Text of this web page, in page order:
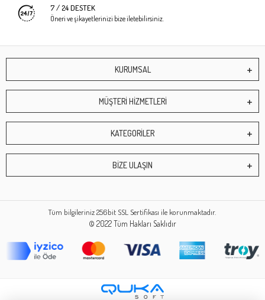
7 / 24 DESTEK
Öneri ve şikayetlerinizi bize iletebilirsiniz.
KURUMSAL
MÜŞTERİ HİZMETLERİ
KATEGORİLER
BİZE ULAŞIN
Tüm bilgileriniz 256bit SSL Sertifikası ile korunmaktadır.
© 2022Tüm Hakları Saklıdır